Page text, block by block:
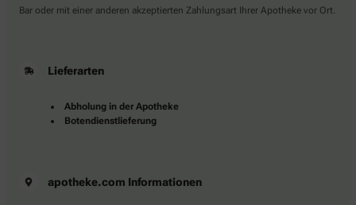
Bar oder mit einer anderen akzeptierten Zahlungsart Ihrer Apotheke vor Ort.
Lieferarten
Abholung in der Apotheke
Botendienstlieferung
apotheke.com Informationen